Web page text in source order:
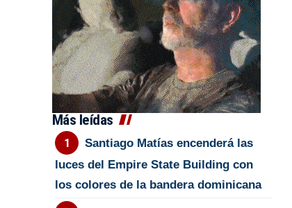
Más leídas
Santiago Matías encenderá las
luces del Empire State Building con
los colores de la bandera dominicana